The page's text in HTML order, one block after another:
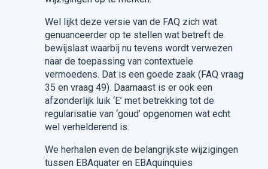
Wel lijkt deze versie van de FAQ zich wat
genuanceerder op te stellen wat betreft de
bewijslast waarbij nu tevens wordt verwezen
naar de toepassing van contextuele
vermoedens. Dat is een goede zaak (FAQ vraag
35 en vraag 49). Daarnaast is er ook een
afzonderlijk luik ‘E’ met betrekking tot de
regularisatie van ‘goud’ opgenomen wat echt
wel verhelderend is.
We herhalen even de belangrijkste wijzigingen
tussen EBAquater en EBAquinquies